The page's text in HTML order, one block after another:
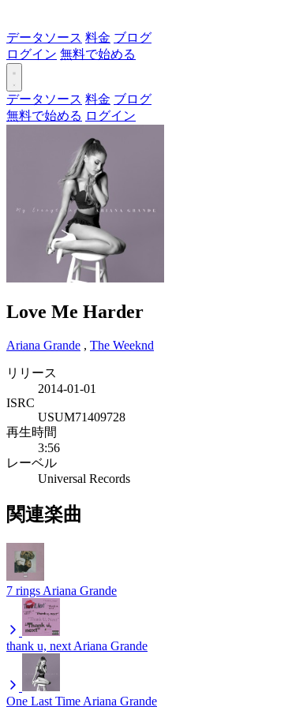
データソース 料金 ブログ
ログイン 無料で始める
データソース 料金 ブログ
無料で始める ログイン
Love Me Harder
Ariana Grande , The Weeknd
リリース
2014-01-01
ISRC
USUM71409728
再生時間
3:56
レーベル
Universal Records
関連楽曲
7 rings Ariana Grande
thank u, next Ariana Grande
One Last Time Ariana Grande